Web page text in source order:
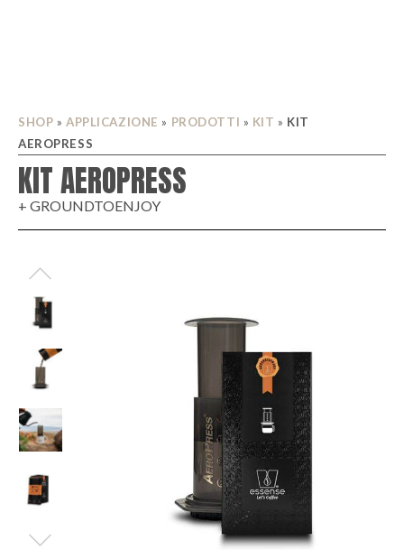
SHOP » APPLICAZIONE » PRODOTTI » KIT » KIT
AEROPRESS
KIT AEROPRESS
+ GROUNDTOENJOY